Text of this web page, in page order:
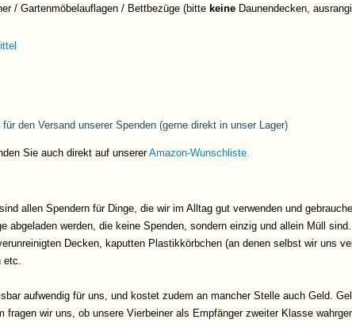
/ Gartenmöbelauflagen / Bettbezüge (bitte keine Daunendecken,
für den Versand unserer Spenden (gerne direkt in unser Lager)
Sie auch direkt auf unsererAmazon-Wunschliste.
allen Spendern für Dinge, die wir im Alltag gut verwenden und
abgeladen werden, die keine Spenden, sondern einzig und allein Müll
Decken, kaputten Plastikkörbchen (an denen selbst wir uns
aufwendig für uns, und kostet zudem an mancher Stelle auch Geld.
wir uns, ob unsere Vierbeiner als Empfänger zweiter Klasse